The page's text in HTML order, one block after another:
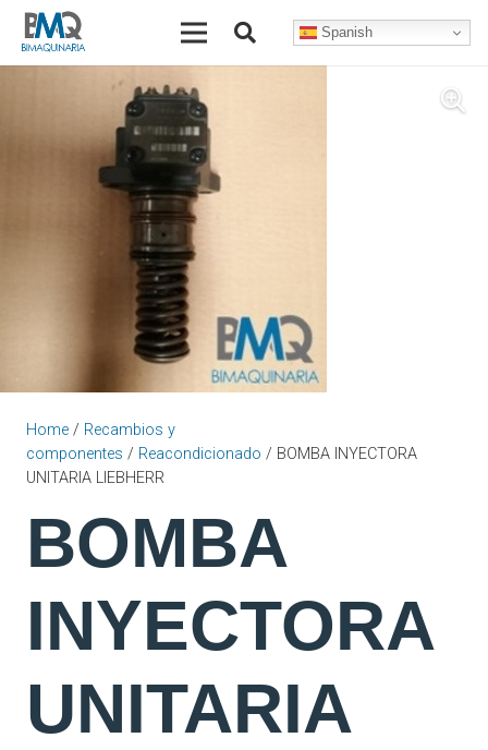
Spanish
Home / Recambios y
componentes / Reacondicionado / BOMBA INYECTORA
UNITARIA LIEBHERR
BOMBA
INYECTORA
UNITARIA